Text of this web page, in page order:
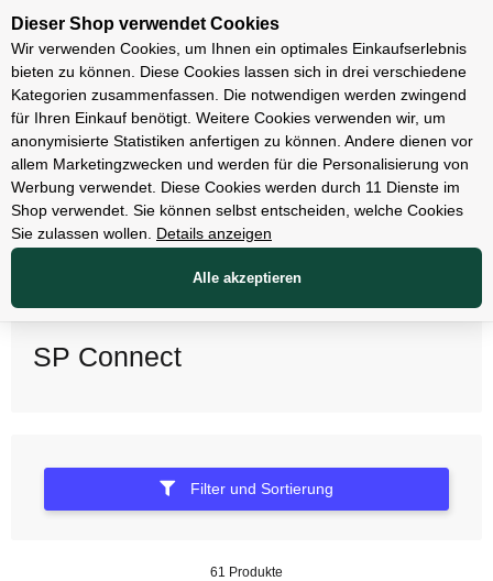
Unsere Filialen
SP Connect
Filter und Sortierung
61 Produkte
Dieser Shop verwendet Cookies
Wir verwenden Cookies, um Ihnen ein optimales Einkaufserlebnis
bieten zu können. Diese Cookies lassen sich in drei verschiedene
Kategorien zusammenfassen. Die notwendigen werden zwingend
für Ihren Einkauf benötigt. Weitere Cookies verwenden wir, um
anonymisierte Statistiken anfertigen zu können. Andere dienen vor
allem Marketingzwecken und werden für die Personalisierung von
Werbung verwendet. Diese Cookies werden durch 11 Dienste im
Shop verwendet. Sie können selbst entscheiden, welche Cookies
Sie zulassen wollen.
Details anzeigen
Alle akzeptieren